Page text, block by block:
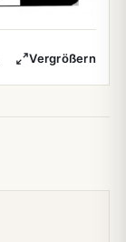
Vergrößern